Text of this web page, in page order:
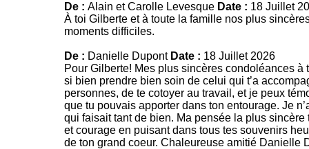
De : Alain et Carolle Levesque Date : 18 Juillet
À toi Gilberte et à toute la famille nos plus
moments difficiles.
De : Danielle Dupont Date : 18 Juillet 2026
Pour Gilberte! Mes plus sincères condoléances à
si bien prendre bien soin de celui qui t’a
personnes, de te cotoyer au travail, et je peux
que tu pouvais apporter dans ton entourage. Je
qui faisait tant de bien. Ma pensée la plus
et courage en puisant dans tous tes souvenirs
de ton grand coeur. Chaleureuse amitié Danielle